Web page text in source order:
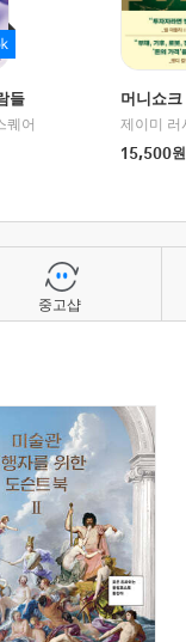
들
퀘어
머니쇼크
15,500원
중고샵